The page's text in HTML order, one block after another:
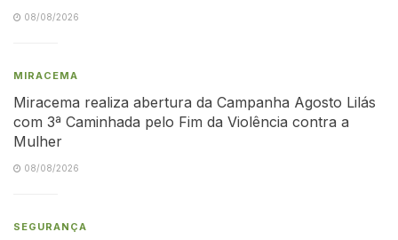
08/08/2026
MIRACEMA
Miracema realiza abertura da Campanha Agosto Lilás
com 3ª Caminhada pelo Fim da Violência contra a
Mulher
08/08/2026
SEGURANÇA